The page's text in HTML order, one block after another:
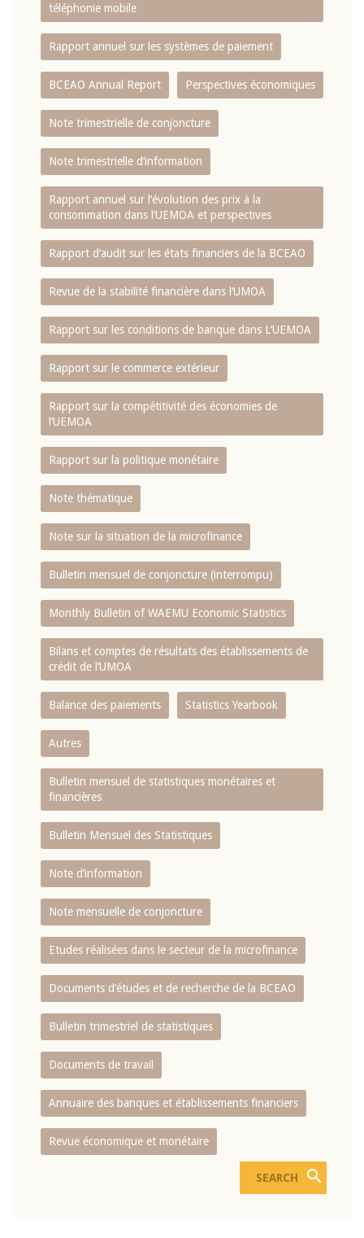
téléphonie mobile
Rapport annuel sur les systèmes de paiement
BCEAO Annual Report Perspectives économiques
Note trimestrielle de conjoncture
Note trimestrielle d‘information
Rapport annuel sur l‘évolution des prix à la
consommation dans l‘UEMOA et perspectives
Rapport d‘audit sur les états financiers de la BCEAO
Revue de la stabilité financière dans l‘UMOA
Rapport sur les conditions de banque dans L‘UEMOA
Rapport sur le commerce extérieur
Rapport sur la compétitivité des économies de
l‘UEMOA
Rapport sur la politique monétaire
Note thématique
Note sur la situation de la microfinance
Bulletin mensuel de conjoncture (interrompu)
Monthly Bulletin of WAEMU Economic Statistics
Bilans et comptes de résultats des établissements de
crédit de l‘UMOA
Balance des paiements Statistics Yearbook
Autres
Bulletin mensuel de statistiques monétaires et
financières
Bulletin Mensuel des Statistiques
Note d’information
Note mensuelle de conjoncture
Etudes réalisées dans le secteur de la microfinance
Documents d’études et de recherche de la BCEAO
Bulletin trimestriel de statistiques
Documents de travail
Annuaire des banques et établissements financiers
Revue économique et monétaire